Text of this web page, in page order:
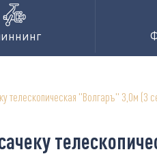
телескопическая "Волгаръ" 3,0м (3